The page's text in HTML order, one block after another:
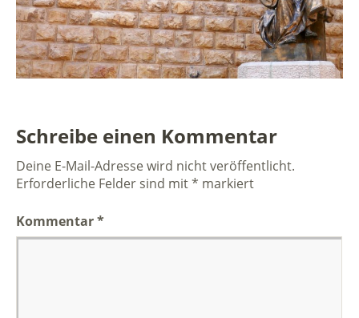
Schreibe einen Kommentar
Deine E-Mail-Adresse wird nicht veröffentlicht.
Erforderliche Felder sind mit* markiert
Kommentar*